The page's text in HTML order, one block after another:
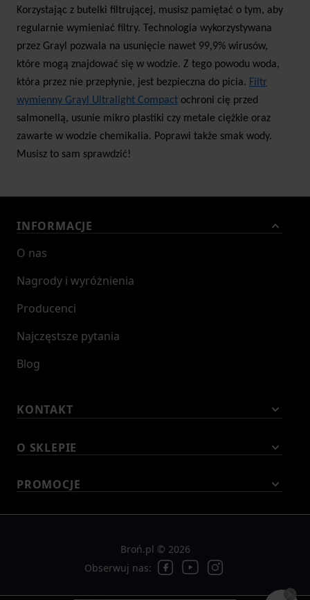
Korzystając z butelki filtrującej, musisz pamiętać o tym, aby
regularnie wymieniać filtry. Technologia wykorzystywana
przez Grayl pozwala na usunięcie nawet 99,9% wirusów,
które mogą znajdować się w wodzie. Z tego powodu woda,
która przez nie przepłynie, jest bezpieczna do picia. Filtr
wymienny Grayl Ultralight Compact ochroni cię przed
salmonellą, usunie mikro plastiki czy metale ciężkie oraz
zawarte w wodzie chemikalia. Poprawi także smak wody.
Musisz to sam sprawdzić!
INFORMACJE
O nas
Nagrody i wyróżnienia
Producenci
Najczęstsze pytania
Blog
KONTAKT
O SKLEPIE
PROMOCJE
Broń.pl © 2026
Obserwuj nas: